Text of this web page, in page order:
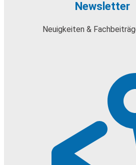
Newsletter
Neuigkeiten &